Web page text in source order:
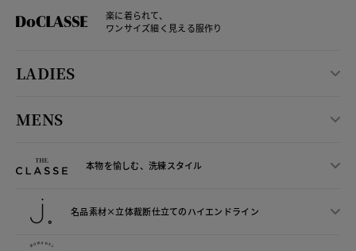
楽に着られて、
ワンサイズ細く見える服作り
LADIES
MENS
本物を愉しむ、洗練スタイル
名品素材×立体裁断仕立てのハイエンドライン